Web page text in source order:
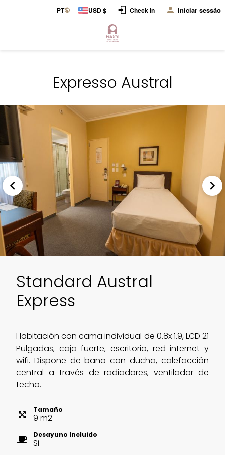
PT USD $ Check In Iniciar sessão
Expresso Austral
Standard Austral
Express
Habitación con cama individual de 0.8x 1.9, LCD 21
Pulgadas, caja fuerte, escritorio, red internet y
wifi. Dispone de baño con ducha, calefacción
central a través de radiadores, ventilador de
techo.
Tamaño
9 m2
Desayuno Incluido
Si